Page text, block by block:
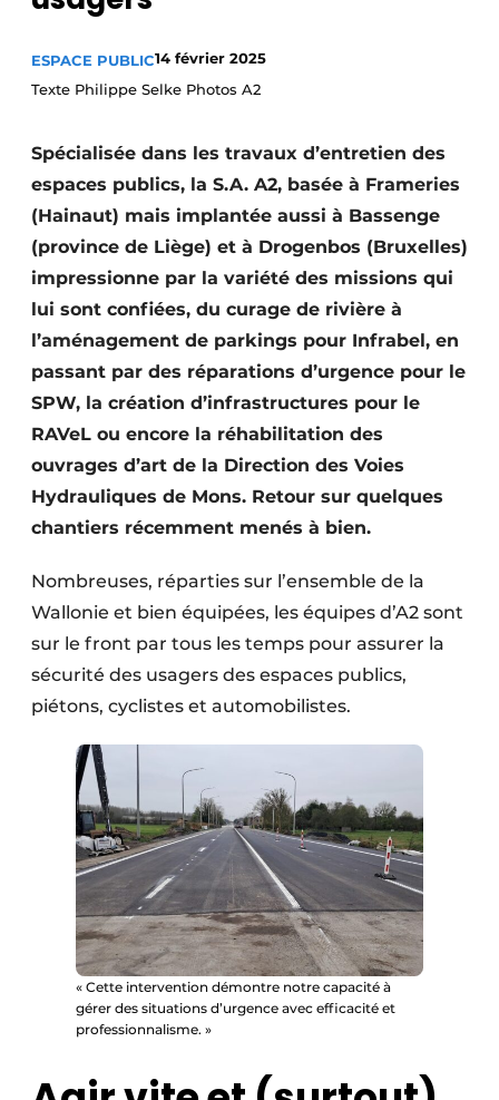
Video’s
Construction bois
Contrôle d’accès
Éclairage
Fondations
Façades
Infrastructures souterraines et égouttage
Protection solaire
Rénovation
Sécurité incendie
Software
Techniques ferroviaires
Travaux ferroviaires
ESPACE PUBLIC14 février 2025
Texte Philippe Selke Photos A2
Spécialisée dans les travaux d’entretien des
espaces publics, la S.A. A2, basée à Frameries
(Hainaut) mais implantée aussi à Bassenge
(province de Liège) et à Drogenbos (Bruxelles)
impressionne par la variété des missions qui
lui sont confiées, du curage de rivière à
l’aménagement de parkings pour Infrabel, en
passant par des réparations d’urgence pour le
SPW, la création d’infrastructures pour le
RAVeL ou encore la réhabilitation des
ouvrages d’art de la Direction des Voies
Hydrauliques de Mons. Retour sur quelques
chantiers récemment menés à bien.
Nombreuses, réparties sur l’ensemble de la
Wallonie et bien équipées, les équipes d’A2 sont
sur le front par tous les temps pour assurer la
sécurité des usagers des espaces publics,
piétons, cyclistes et automobilistes.
« Cette intervention démontre notre capacité à
gérer des situations d’urgence avec efficacité et
professionnalisme. »